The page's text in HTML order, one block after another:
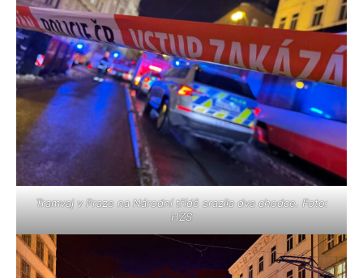
Tramvaj v Praze na Národní třídě srazila dva chodce. Foto:
HZS